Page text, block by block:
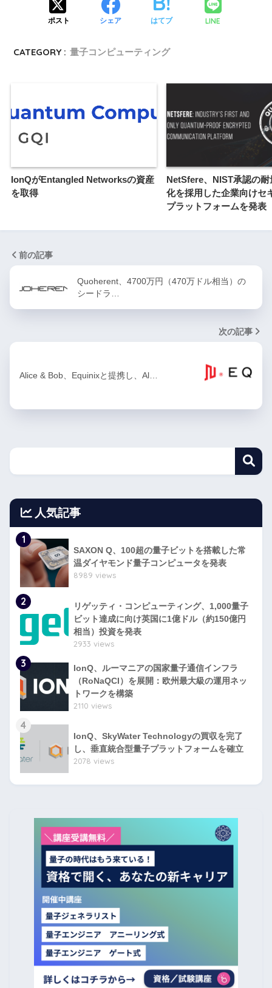
ポスト シェア はてブ LINE
CATEGORY : 量子コンピューティング
IonQがEntangled Networksの資産
を取得
NetSfere、NIST承認の耐
化を採用した企業向けセ
プラットフォームを発表
前の記事
Quoherent、4700万円（470万ドル相当）の
シードラ…
次の記事
Alice & Bob、Equinixと提携し、Al…
人気記事
1
SAXON Q、100超の量子ビットを搭載した常
温ダイヤモンド量子コンピュータを発表
8989 views
2
リゲッティ・コンピューティング、1,000量子
ビット達成に向け英国に1億ドル（約150億円
相当）投資を発表
2933 views
3
IonQ、ルーマニアの国家量子通信インフラ
（RoNaQCI）を展開：欧州最大級の運用ネッ
トワークを構築
2110 views
4
IonQ、SkyWater Technologyの買収を完了
し、垂直統合型量子プラットフォームを確立
2078 views